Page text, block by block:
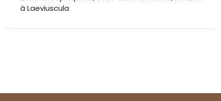
à Laeviuscula